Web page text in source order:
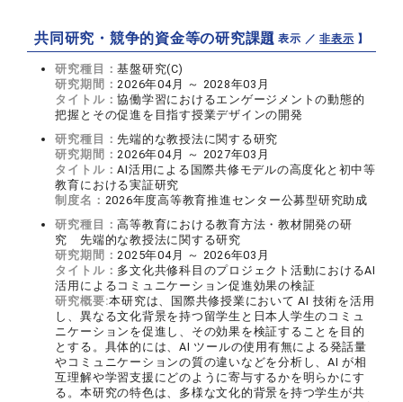
共同研究・競争的資金等の研究課題【 表示 ／非表示 】
研究種目：基盤研究(C)
研究期間：2026年04月 ～ 2028年03月
タイトル：協働学習におけるエンゲージメントの動態的
把握とその促進を目指す授業デザインの開発
研究種目：先端的な教授法に関する研究
研究期間：2026年04月 ～ 2027年03月
タイトル：AI活用による国際共修モデルの高度化と初中等
教育における実証研究
制度名： 2026年度高等教育推進センター公募型研究助成
研究種目：高等教育における教育方法・教材開発の研
究 先端的な教授法に関する研究
研究期間：2025年04月 ～ 2026年03月
タイトル： 多文化共修科目のプロジェクト活動におけるAI
活用によるコミュニケーション促進効果の検証
研究概要:本研究は、国際共修授業において AI 技術を活用
し、異なる文化背景を持つ留学生と日本人学生のコミュ
ニケーションを促進し、その効果を検証することを目的
とする。具体的には、AI ツールの使用有無による発話量
やコミュニケーションの質の違いなどを分析し、AI が相
互理解や学習支援にどのように寄与するかを明らかにす
る。本研究の特色は、多様な文化的背景を持つ学生が共